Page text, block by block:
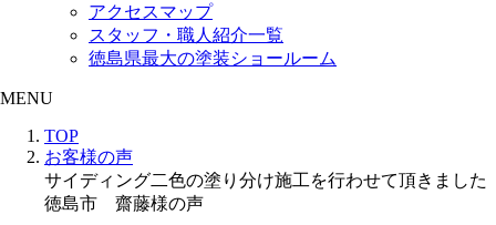
アクセスマップ
スタッフ・職人紹介一覧
徳島県最大の塗装ショールーム
MENU
TOP
お客様の声
サイディング二色の塗り分け施工を行わせて頂きました
徳島市 齋藤様の声